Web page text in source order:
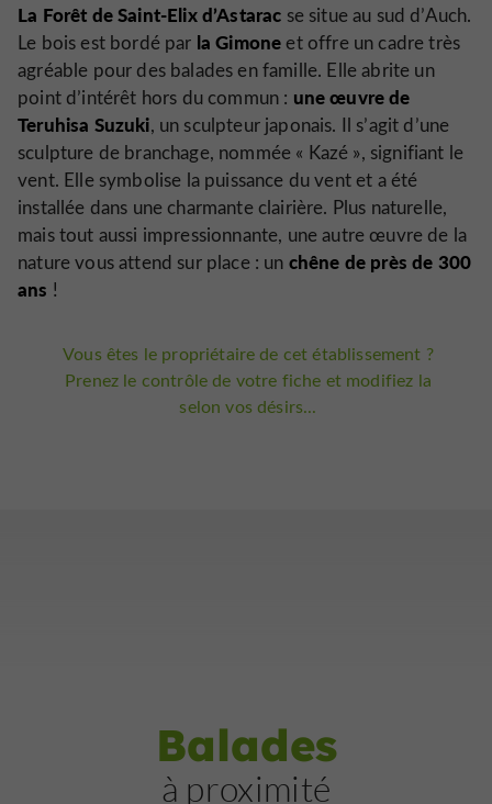
La Forêt de Saint-Elix d’Astarac se situe au sud d’Auch.
Le bois est bordé par la Gimoneet offre un cadre très
agréable pour des balades en famille. Elle abrite un
point d’intérêt hors du commun : une œuvre de
Teruhisa Suzuki, un sculpteur japonais. Il s’agit d’une
sculpture de branchage, nommée « Kazé », signifiant le
vent. Elle symbolise la puissance du vent et a été
installée dans une charmante clairière. Plus naturelle,
mais tout aussi impressionnante, une autre œuvre de la
nature vous attend sur place : un chêne de près de 300
ans !
Vous êtes le propriétaire de cet établissement ?
Prenez le contrôle de votre fiche et modifiez la
selon vos désirs...
Balades
à proximité